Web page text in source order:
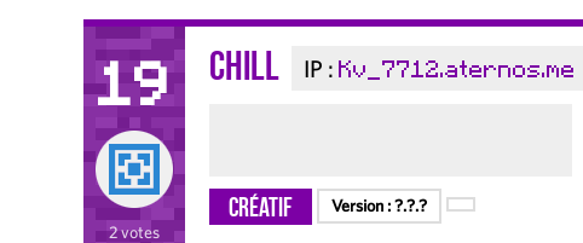
19
2 votes
Chill IP : Kv_7712.aternos.me
Créatif Version :?.?.?